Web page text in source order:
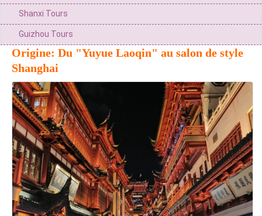
Shanxi Tours
Guizhou Tours
Origine: Du "Yuyue Laoqin" au salon de style
Shanghai